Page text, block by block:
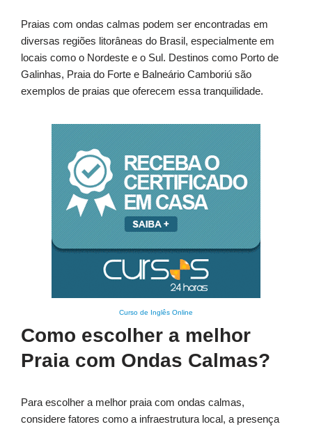
Praias com ondas calmas podem ser encontradas em
diversas regiões litorâneas do Brasil, especialmente em
locais como o Nordeste e o Sul. Destinos como Porto de
Galinhas, Praia do Forte e Balneário Camboriú são
exemplos de praias que oferecem essa tranquilidade.
Curso de Inglês Online
Como escolher a melhor
Praia com Ondas Calmas?
Para escolher a melhor praia com ondas calmas,
considere fatores como a infraestrutura local, a presença